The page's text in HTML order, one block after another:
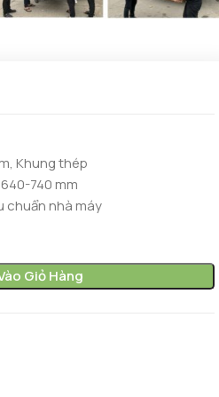
Khung thép
740 mm
chuẩn nhà máy
Giỏ Hàng